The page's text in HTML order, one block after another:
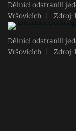
Dělníci odstranili
Vršovicích
Zdroj:
Dělníci odstranili
Vršovicích
Zdroj: